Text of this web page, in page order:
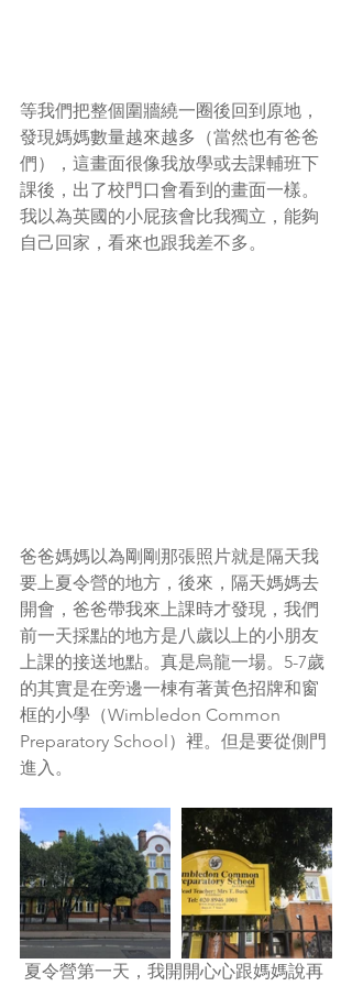
等我們把整個圍牆繞一圈後回到原地，
發現媽媽數量越來越多（當然也有爸爸
們），這畫面很像我放學或去課輔班下
課後，出了校門口會看到的畫面一樣。
我以為英國的小屁孩會比我獨立，能夠
自己回家，看來也跟我差不多。
爸爸媽媽以為剛剛那張照片就是隔天我
要上夏令營的地方，後來，隔天媽媽去
開會，爸爸帶我來上課時才發現，我們
前一天採點的地方是八歲以上的小朋友
上課的接送地點。真是烏龍一場。5-7歲
的其實是在旁邊一棟有著黃色招牌和窗
框的小學（Wimbledon Common
Preparatory School）裡。但是要從側門
進入。